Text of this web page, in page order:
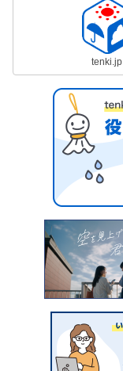
tenki.jp